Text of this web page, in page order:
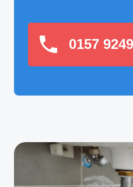
0157